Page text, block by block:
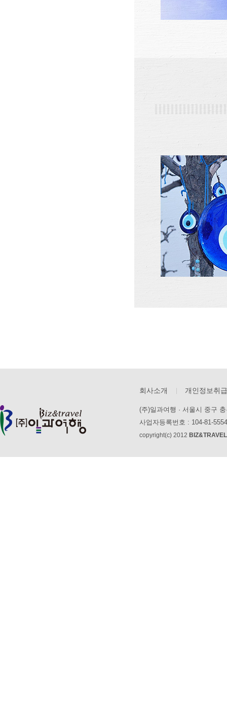
회사소개 개인정보취
(주)일과여행 · 서울시 중구
사업자등록번호 : 104-81-
copyright(c) 2012